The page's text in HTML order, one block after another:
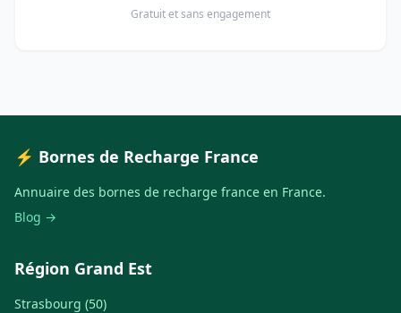
Gratuit et sans engagement
⚡ Bornes de Recharge France
Annuaire des bornes de recharge france en France.
Blog →
Région Grand Est
Strasbourg (50)